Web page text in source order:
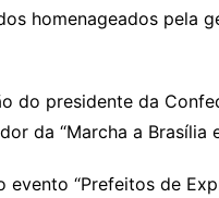
homenageados pela
do presidente da
da “Marcha a Brasília
“Prefeitos de